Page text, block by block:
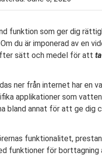
funktion som ger dig
du är imponerad av en
sätt och medel för att
ner från internet har en
applikationer som
bland annat för att ge dig
funktionalitet,
funktioner för borttagning